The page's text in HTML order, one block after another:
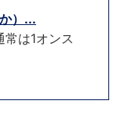
）...
は1オンス